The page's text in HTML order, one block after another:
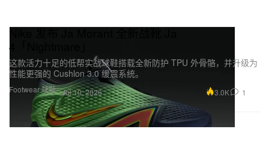
Footwear 球鞋
4「Nightmare」
这款活力十足的低帮实战球鞋搭载全新防护 TPU 外骨骼，并升级为
性能更强的 Cushlon 3.0 缓震系统。
Jul 10, 2026 3.0K 1